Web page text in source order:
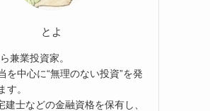
とよ
兼業投資家。
を中心に“無理のない投資”を発
す。
建士などの金融資格を保有し、